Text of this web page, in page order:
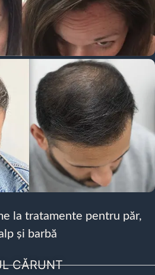
la tratamente pentru păr,
și barbă
CĂRUNT